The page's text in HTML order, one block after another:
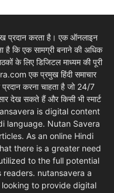
प्रदान करता है। एक ऑनलाइन
है कि एक सामग्री बनाने की अधिक
के लिए डिजिटल माध्यम की पूरी
एक प्रमुख हिंदी समाचार
करना चाहता है जो 24/7
देख सकते हैं और किसी भी स्मार्ट
is digital content
language. Nutan Savera
As an online Hindi
there is a greater need
to the full potential
nutansavera a
looking to provide digital